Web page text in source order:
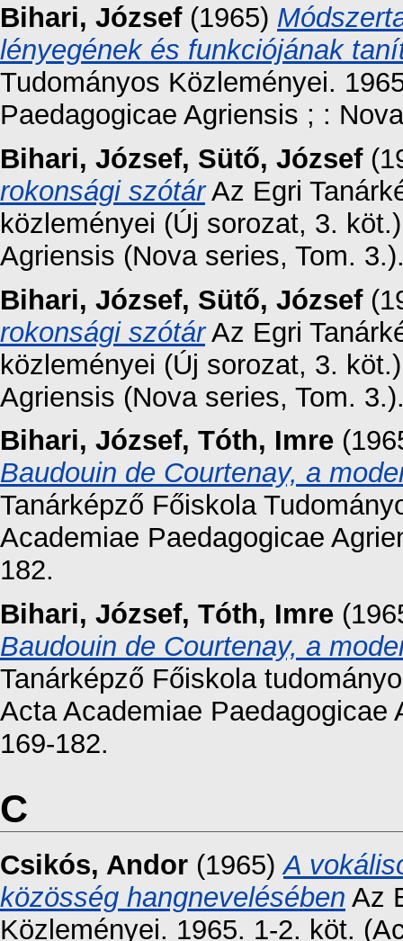
Bihari, József(1965)
lényegének és funkciójának
Tudományos Közleményei.
Paedagogicae Agriensis ; :
Bihari, József, Sütő, József
rokonsági szótárAz Egri
közleményei (Új sorozat, 3.
Agriensis (Nova series, Tom.
Bihari, József, Sütő, József
rokonsági szótárAz Egri
közleményei (Új sorozat, 3.
Agriensis (Nova series, Tom.
Bihari, József, Tóth, Imre
Baudouin de Courtenay, a
Tanárképző Főiskola
Academiae Paedagogicae
182.
Bihari, József, Tóth, Imre
Baudouin de Courtenay, a
Tanárképző Főiskola
Acta Academiae Paedagogicae
169-182.
C
Csikós, Andor (1965)A
közösség hangnevelésében Az
Közleményei. 1965. 1-2. köt.